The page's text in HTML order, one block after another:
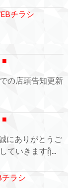
チラシ
■
の店頭告知更新
■
にありがとうご
ていきますᾒ...
ラシ